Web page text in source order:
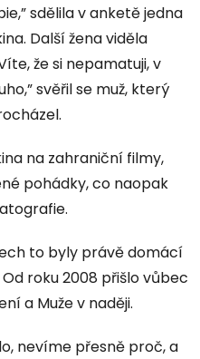
sdělila v anketě jedna
Další žena viděla
že si nepamatuji, v
svěřil se muž, který
na zahraniční filmy,
pohádky, co naopak
to byly právě domácí
roku 2008 přišlo vůbec
a Muže v naději.
nevíme přesně proč, a